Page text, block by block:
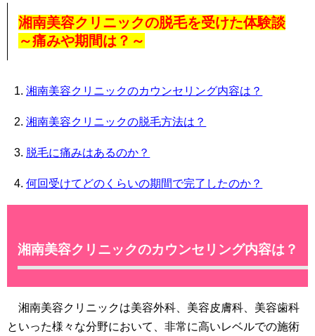
湘南美容クリニックの脱毛を受けた体験談
～痛みや期間は？～
湘南美容クリニックのカウンセリング内容は？
湘南美容クリニックの脱毛方法は？
脱毛に痛みはあるのか？
何回受けてどのくらいの期間で完了したのか？
湘南美容クリニックのカウンセリング内容は？
湘南美容クリニックは美容外科、美容皮膚科、美容歯科
といった様々な分野において、非常に高いレベルでの施術